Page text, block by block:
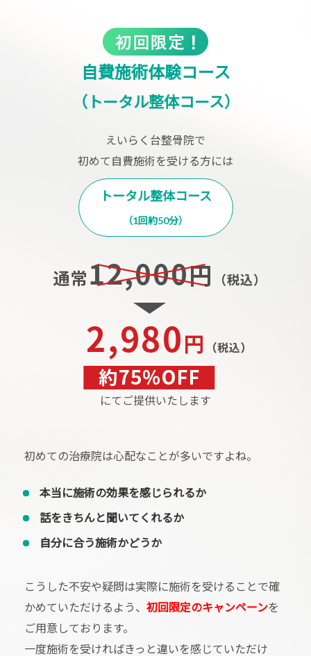
自費施術体験コース
（トータル整体コース）
えいらく台整骨院で
初めて自費施術を受ける方には
トータル整体コース
（1回約50分）
にてご提供いたします
初めての治療院は心配なことが多いですよね。
本当に施術の効果を感じられるか
話をきちんと聞いてくれるか
自分に合う施術かどうか
こうした不安や疑問は実際に施術を受けることで確
かめていただけるよう、 初回限定のキャンペーンを
ご用意しております。
一度施術を受ければきっと違いを感じていただけ